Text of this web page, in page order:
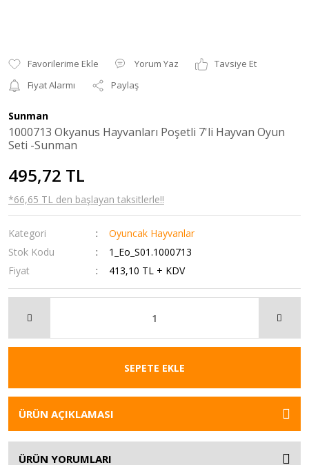
Yorum Yaz
Tavsiye Et
Fiyat Alarmı
Paylaş
Sunman
1000713 Okyanus Hayvanları Poşetli 7'li Hayvan Oyun
Seti -Sunman
495,72 TL
*66,65 TL den başlayan taksitlerle!!
Kategori
Oyuncak Hayvanlar
Stok Kodu
1_Eo_S01.1000713
Fiyat
413,10 TL + KDV
SEPETE EKLE
ÜRÜN AÇIKLAMASI
ÜRÜN YORUMLARI